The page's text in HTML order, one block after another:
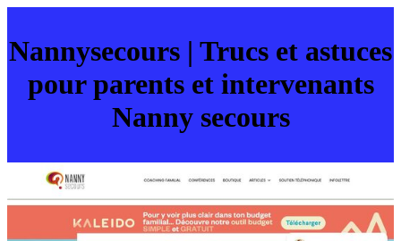
Nannyse­cours | Trucs et astuces
pour parents et in­ter­ve­nants
Nanny secours